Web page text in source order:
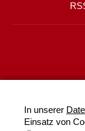
In unserer
Einsatz von